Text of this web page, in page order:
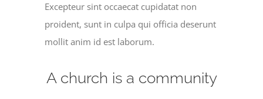
Excepteur sint occaecat cupidatat non
proident, sunt in culpa qui officia deserunt
mollit anim id est laborum.
A church is a community